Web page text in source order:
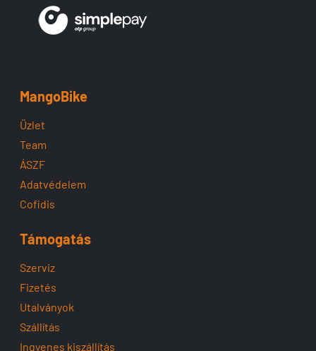
MangoBike
Üzlet
Team
ÁSZF
Adatvédelem
Cofidis
Támogatás
Szerviz
Fizetés
Utalványok
Szállítás
Ingyenes kiszállítás